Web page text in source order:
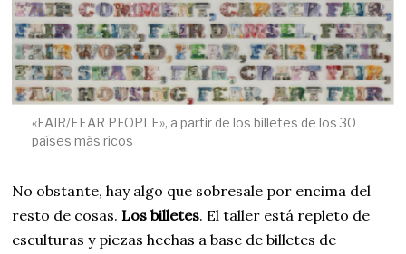
«FAIR/FEAR PEOPLE», a partir de los billetes de los 30
países más ricos
No obstante, hay algo que sobresale por encima del
resto de cosas.Los billetes. El taller está repleto de
esculturas y piezas hechas a base de billetes de